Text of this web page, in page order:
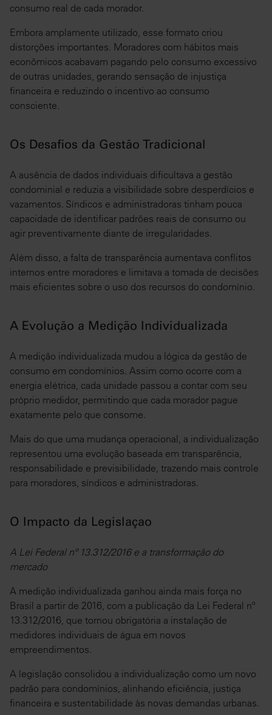
consumo real de cada morador.
Embora amplamente utilizado, esse formato criou
distorções importantes. Moradores com hábitos mais
econômicos acabavam pagando pelo consumo excessivo
de outras unidades, gerando sensação de injustiça
financeira e reduzindo o incentivo ao consumo
consciente.
Os Desafios da Gestão Tradicional
A ausência de dados individuais dificultava a gestão
condominial e reduzia a visibilidade sobre desperdícios e
vazamentos. Síndicos e administradoras tinham pouca
capacidade de identificar padrões reais de consumo ou
agir preventivamente diante de irregularidades.
Além disso, a falta de transparência aumentava conflitos
internos entre moradores e limitava a tomada de decisões
mais eficientes sobre o uso dos recursos do condomínio.
A Evolução a Medição Individualizada
A medição individualizada mudou a lógica da gestão de
consumo em condomínios. Assim como ocorre com a
energia elétrica, cada unidade passou a contar com seu
próprio medidor, permitindo que cada morador pague
exatamente pelo que consome.
Mais do que uma mudança operacional, a individualização
representou uma evolução baseada em transparência,
responsabilidade e previsibilidade, trazendo mais controle
para moradores, síndicos e administradoras.
O Impacto da Legislaçao
A Lei Federal nº 13.312/2016 e a transformação do
mercado
A medição individualizada ganhou ainda mais força no
Brasil a partir de 2016, com a publicação da Lei Federal nº
13.312/2016, que tornou obrigatória a instalação de
medidores individuais de água em novos
empreendimentos.
A legislação consolidou a individualização como um novo
padrão para condomínios, alinhando eficiência, justiça
financeira e sustentabilidade às novas demandas urbanas.